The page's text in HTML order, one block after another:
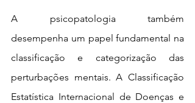
A psicopatologia também
desempenha um papel fundamental na
classificação e categorização das
perturbações mentais. A Classificação
Estatística Internacional de Doenças e